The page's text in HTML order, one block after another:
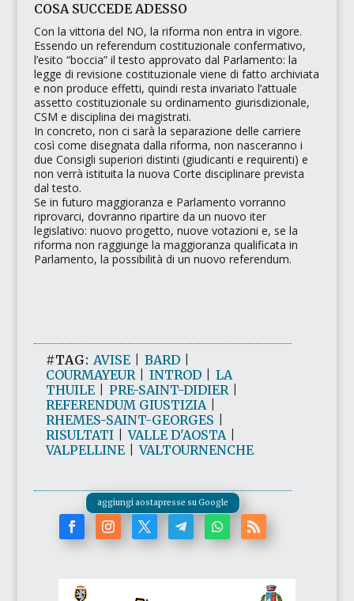
COSA SUCCEDE ADESSO
Con la vittoria del NO, la riforma non entra in vigore.
Essendo un referendum costituzionale confermativo,
l’esito “boccia” il testo approvato dal Parlamento: la
legge di revisione costituzionale viene di fatto archiviata
e non produce effetti, quindi resta invariato l’attuale
assetto costituzionale su ordinamento giurisdizionale,
CSM e disciplina dei magistrati.
In concreto, non ci sarà la separazione delle carriere
così come disegnata dalla riforma, non nasceranno i
due Consigli superiori distinti (giudicanti e requirenti) e
non verrà istituita la nuova Corte disciplinare prevista
dal testo.
Se in futuro maggioranza e Parlamento vorranno
riprovarci, dovranno ripartire da un nuovo iter
legislativo: nuovo progetto, nuove votazioni e, se la
riforma non raggiunge la maggioranza qualificata in
Parlamento, la possibilità di un nuovo referendum.
#TAG: AVISE| BARD|
COURMAYEUR| INTROD| LA
THUILE| PRE-SAINT-DIDIER|
REFERENDUM GIUSTIZIA|
RHEMES-SAINT-GEORGES
RISULTATI|VALLE D'AOSTA|
VALPELLINE|VALTOURNENCHE
aggiungi aostapresse su Google